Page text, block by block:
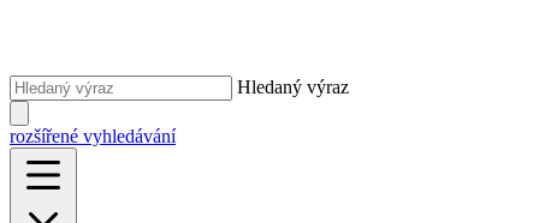
Hledaný výraz
rozšířené vyhledávání